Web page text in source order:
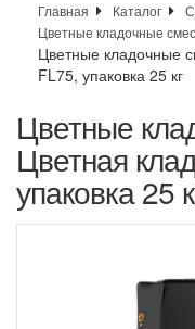
Главная Каталог
Цветные кладочные
Цветные кладочные
FL75, упаковка 25 кг
Цветные
Цветная
упаковка 25